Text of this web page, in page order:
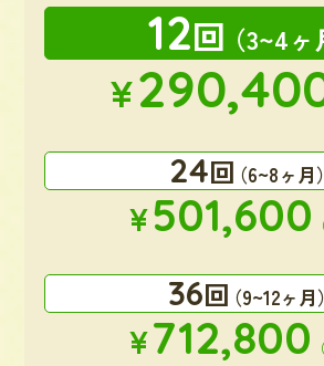
12回 （3~4ヶ
¥
24回（6~8ヶ月）
¥501,600
36回（9~12ヶ月）
¥712,800